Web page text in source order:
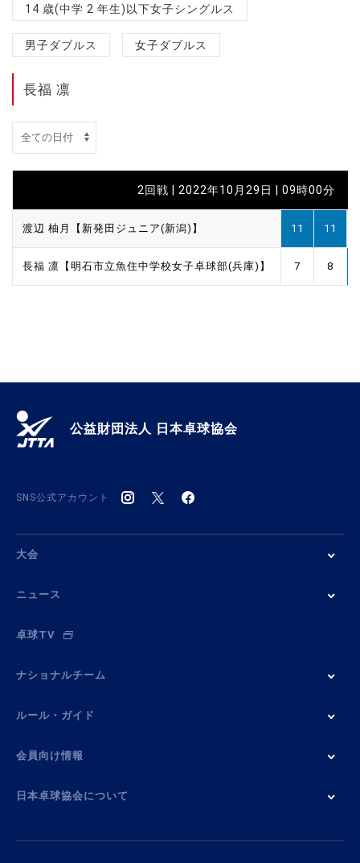
14 歳(中学 2 年生)以下女子シングルス
男子ダブルス 女子ダブルス
長福 凛
2回戦 | 2022年10月29日 | 09時00分
渡辺 柚月【新発田ジュニア(新潟)】 11 11
長福 凛【明石市立魚住中学校女子卓球部(兵庫)】 7 8
公益財団法人 日本卓球協会
SNS公式アカウント
大会
ニュース
卓球TV
ナショナルチーム
ルール・ガイド
会員向け情報
日本卓球協会について